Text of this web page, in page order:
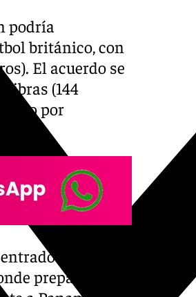
podría
británico, con
El acuerdo se
libras (144
por
con la
prepara el